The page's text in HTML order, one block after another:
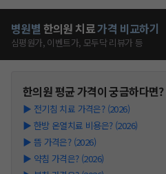
병원별 한의원 치료가격 비교하기
심평원가, 이벤트가, 모두닥 리뷰가 등
한의원평균 가격이 궁금하다면?
▶ 전기침 치료 가격은? (2026)
▶ 한방 온열치료 비용은? (2026)
▶ 뜸 가격은? (2026)
▶ 약침 가격은? (2026)